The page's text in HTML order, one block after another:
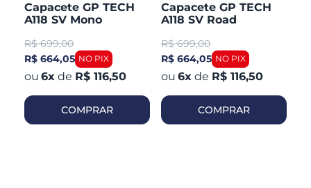
Capacete GP TECH
A118 SV Mono
Fosco
R$ 699,00
R$ 664,05
6x de R$ 116,50
COMPRAR
Capacete GP TECH
A118 SV Road
R$ 699,00
R$ 664,05
6x de R$ 116,50
COMPRAR